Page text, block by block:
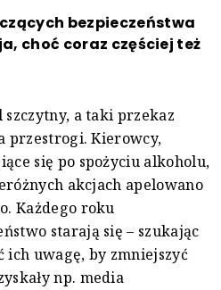
bezpieczeństwa
choć coraz częściej też
szczytny, a taki przekaz
przestrogi. Kierowcy,
się po spożyciu alkoholu,
akcjach apelowano
Każdego roku
starają się – szukając
ich uwagę, by zmniejszyć
np. media